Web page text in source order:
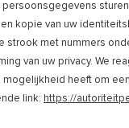
kopie van uw
strook met nummers
van uw privacy. We
heeft om
link: https://